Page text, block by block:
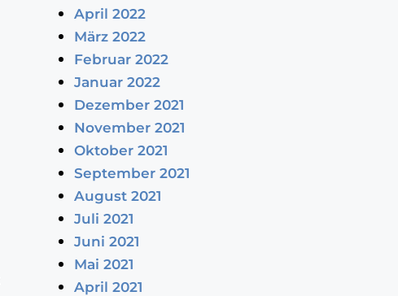
April 2022
März 2022
Februar 2022
Januar 2022
Dezember 2021
November 2021
Oktober 2021
September 2021
August 2021
Juli 2021
Juni 2021
Mai 2021
April 2021